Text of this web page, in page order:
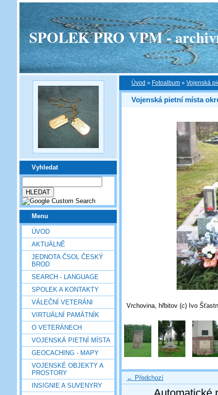
SPOLEK PRO VPM -
Vyhledat
Menu
ÚVOD
AKTUÁLNĚ
JEDNOTA ČSOL ČESKÝ
BROD
SEARCH - LANGUAGE
SPOLEK A KONTAKTY
VÁLEČNÍ VETERÁNI
VIRTUÁLNÍ PAMÁTNÍK
O VETERÁNECH
VOJENSKÁ PIETNÍ MÍSTA
GEOCACHING - MAPY
VOJENSKÉ OBJEKTY A
PROSTORY
INSIGNIE A SUVENYRY
Úvod » Fotoalbum » Vojenská
Vojenská pietní místa
Vrchovina, hřbitov (c) Ivo
← Předchozí